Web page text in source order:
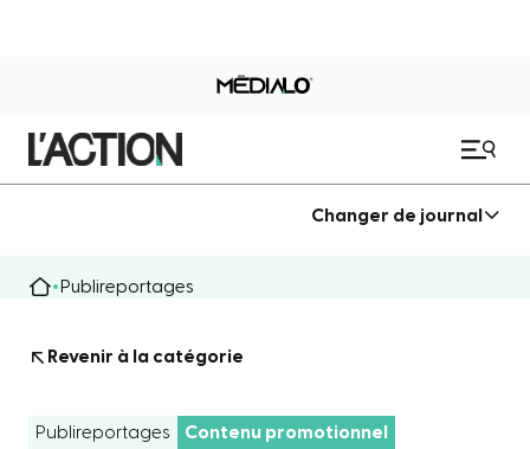
Changer de journal
Publireportages
Revenir à la catégorie
Publireportages Contenu promotionnel